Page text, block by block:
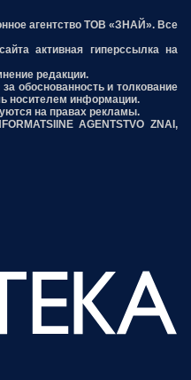
агентство ТОВ «ЗНАЙ». Все
активная гиперссылка на
редакции.
обоснованность и толкование
носителем информации.
на правах рекламы.
AGENTSTVO ZNAI,